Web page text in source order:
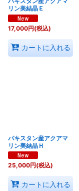
リン美結晶Ｅ
17,000円(税込)
カートに入れる
パキスタン産アクアマ
リン美結晶Ｈ
25,000円(税込)
カートに入れる